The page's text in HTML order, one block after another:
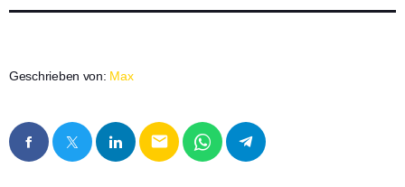
Geschrieben von: Max
email